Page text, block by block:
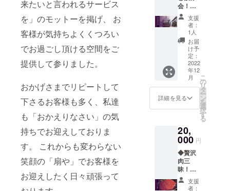
来たいと言われるサービス
を」のモットーを掲げ、 お
客様が気持ちよくくつろい
でお過ごし頂ける空間をご
提供して参りました。
おかげさまでリピートして
下さるお客様も多く、私達
も「おかえりなさい」の気
持ちでお迎えしておりま
す。 これからも変わらない
笑顔の「扇や」でお客様を
お迎えしたく日々頑張って
価格と
なりま
す。/
ており
ます。
※体験
会場と
扇やの
移動
（ご送
迎）は
無料。
集合場
やまで
の交通
です。
※画像は
イメー
ジです
※お届け
は前後
いたし
し方
法：郵
像はイ
メージ
です。
※お届け
は前後
いたし
ます。 \
送料・
消費税
す。/
らかお
選びく
ださ
い】 ④
あだた
ら酵母
（しゃ
ぶしゃ
ぶ、す
き焼き
用）
ら酵母
和牛 ・
原産国/
産地：
日本産/
福島県
大玉村
・サイ
会！
【リ
ターン
詳細】
①サン
クスレ
ター ②
オリジ
ナル手
ぬぐい
③扇や
ポスト
カード
④女将
に行く
券（２
～３時
間） 日
程：
2022年
12月～
2023年
支援
者：
1人
お届
け予
定：
2022
年12
月
詳細を見る
こ
の
リ
タ
ー
ン
を
選
択
す
る
20,
000 円
◆贅沢
肉三
昧！
【リ
ターン
支援
者：